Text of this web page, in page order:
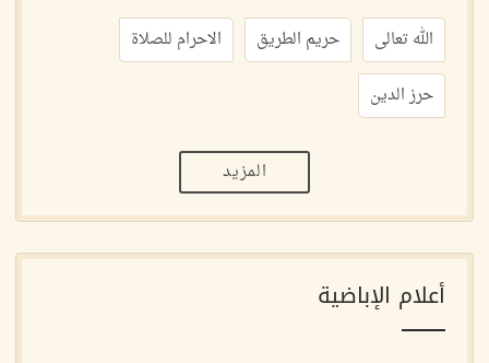
الله تعالى حريم الطريق
الاحرام للصلاة
حرز الدين
المزيد
أعلام الإباضية